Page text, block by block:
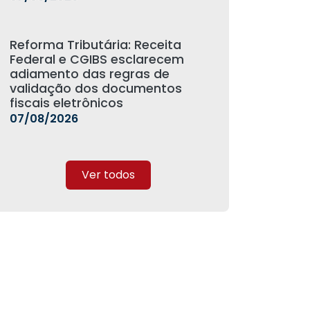
Reforma Tributária: Receita
Federal e CGIBS esclarecem
adiamento das regras de
validação dos documentos
fiscais eletrônicos
07/08/2026
Ver todos